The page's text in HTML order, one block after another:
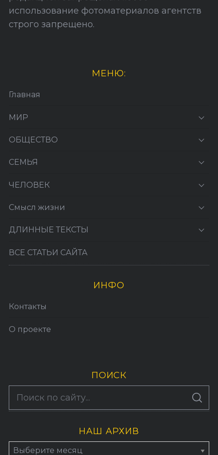
использование фотоматериалов агентств
строго запрещено.
МЕНЮ:
Главная
МИР
ОБЩЕСТВО
СЕМЬЯ
ЧЕЛОВЕК
Смысл жизни
ДЛИННЫЕ ТЕКСТЫ
ВСЕ СТАТЬИ САЙТА
ИНФО
Контакты
О проекте
ПОИСК
S
A
По авторам
НАШ АРХИВ
Н